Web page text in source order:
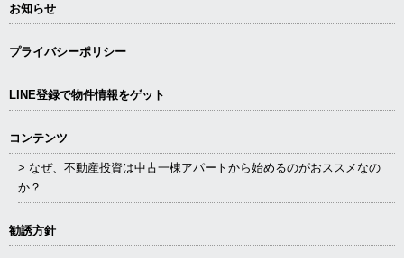
お知らせ
プライバシーポリシー
LINE登録で物件情報をゲット
コンテンツ
> なぜ、不動産投資は中古一棟アパートから始めるのがおススメなの
か？
勧誘方針